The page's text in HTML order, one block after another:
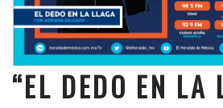
“EL DEDO EN LA